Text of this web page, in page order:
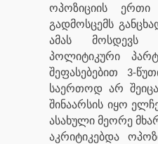
ოპოზიციის ერთი
გადმოსცემს
ამას მოსდევს
პოლიტიკური
შეფასებებით 3-
საერთოდ არ
შინაარსის იყო
ასახული მეორე
აკრიტიკებდა